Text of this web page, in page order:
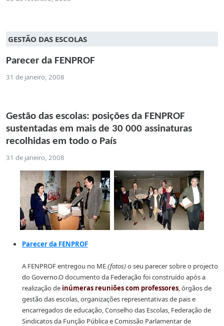
GESTÃO DAS ESCOLAS
Parecer da FENPROF
31 de janeiro, 2008
Gestão das escolas: posições da FENPROF
sustentadas em mais de 30 000 assinaturas
recolhidas em todo o País
31 de janeiro, 2008
Parecer da FENPROF
A FENPROF entregou no ME(fotos)o seu parecer sobre o projecto
do Governo.O documento da Federação foi construído após a
realização de inúmeras reuniões com professores , órgãos de
gestão das escolas, organizações representativas de pais e
encarregados de educação, Conselho das Escolas, Federação de
Sindicatos da Função Pública e Comissão Parlamentar de